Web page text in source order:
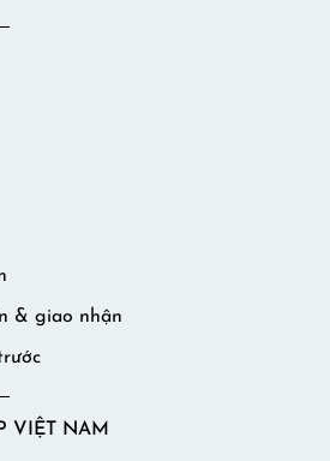
& giao nhận
VIỆT NAM